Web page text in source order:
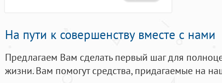
На пути к совершенству вместе с нами
Предлагаем Вам сделать первый шаг для
жизни. Вам помогут средства, придагаемые на